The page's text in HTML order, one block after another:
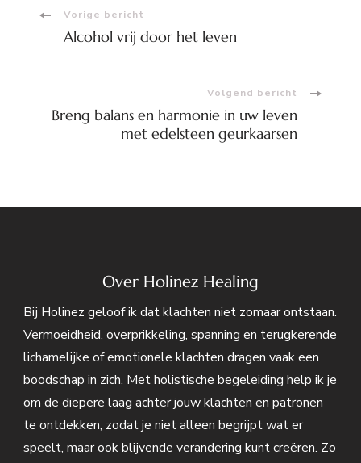
Bericht
Vorige bericht
Alcohol vrij door het leven
Volgend bericht
Breng balans en harmonie in uw leven
met edelsteen geurkaarsen
Over Holinez Healing
Bij Holinez geloof ik dat klachten niet zomaar ontstaan.
Vermoeidheid, overprikkeling, spanning en terugkerende
lichamelijke of emotionele klachten dragen vaak een
boodschap in zich. Met holistische begeleiding help ik je
om de diepere laag achter jouw klachten en patronen
te ontdekken, zodat je niet alleen begrijpt wat er
speelt, maar ook blijvende verandering kunt creëren. Zo